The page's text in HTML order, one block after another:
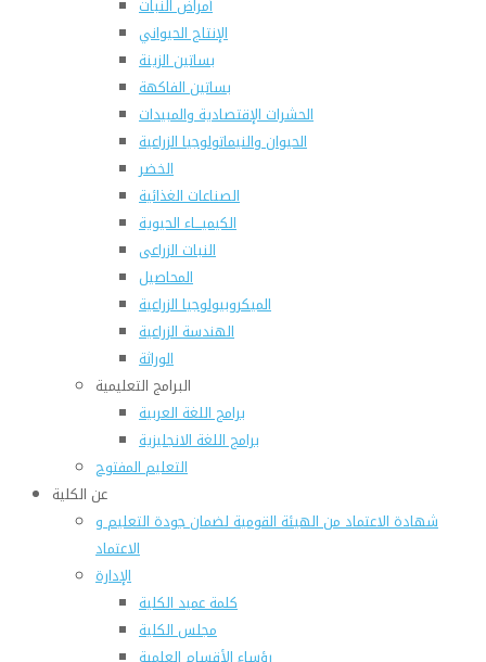
أمراض النبات
الإنتاج الحيواني
بساتين الزينة
بساتين الفاكهة
الحشرات الإقتصادية والمبيدات
الحيوان والنيماتولوجيا الزراعية
الخضر
الصناعات الغذائية
الكيميـــاء الحيوية
النبات الزراعى
المحاصيل
الميكروبيولوجيا الزراعية
الهندسة الزراعية
الوراثة
البرامج التعليمية
برامج اللغة العربية
برامج اللغة الانجليزية
التعليم المفتوح
عن الكلية
شهادة الاعتماد من الهيئة القومية لضمان جودة التعليم و
الاعتماد
الإدارة
كلمة عميد الكلية
مجلس الكلية